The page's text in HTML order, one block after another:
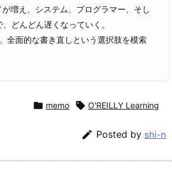
増え、システム、プログラマー、そし
どんどん遅くなっていく。
全面的な書き直しという選択肢を模索
 memo  O'REILLY Learning
 Posted by shi-n